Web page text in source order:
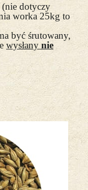
(nie dotyczy
worka 25kg to
być śrutowany,
wysłany nie